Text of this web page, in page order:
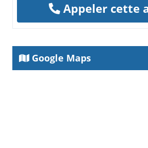
Appeler cette
Google Maps